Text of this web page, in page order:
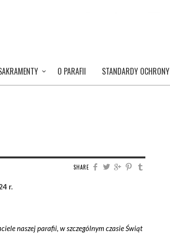
O PARAFII STANDARDY OCHRONY
SHARE
r.
naszej parafii, w szczególnym czasie Świąt